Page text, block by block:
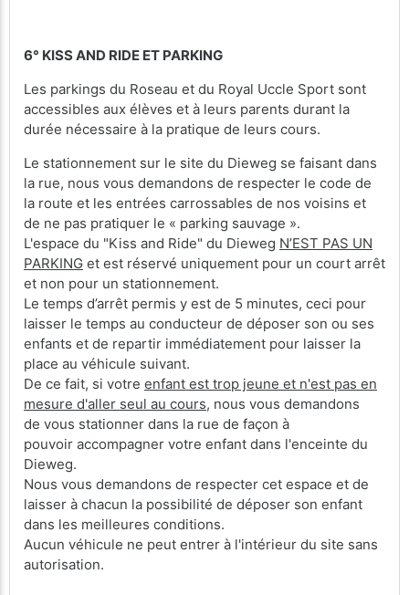
6° KISS AND RIDE ET PARKING
Les parkings du Roseau et du Royal Uccle Sport sont
accessibles aux élèves et à leurs parents durant la
durée nécessaire à la pratique de leurs cours.
Le stationnement sur le site du Dieweg se faisant dans
la rue, nous vous demandons de respecter le code de
la route et les entrées carrossables de nos voisins et
de ne pas pratiquer le « parking sauvage ».
L'espace du "Kiss and Ride" du Dieweg N’EST PAS UN
PARKING et est réservé uniquement pour un court arrêt
et non pour un stationnement.
Le temps d’arrêt permis y est de 5 minutes, ceci pour
laisser le temps au conducteur de déposer son ou ses
enfants et de repartir immédiatement pour laisser la
place au véhicule suivant.
De ce fait, si votre enfant est trop jeune et n'est pas en
mesure d'aller seul au cours, nous vous demandons
de vous stationner dans la rue de façon à
pouvoir accompagner votre enfant dans l'enceinte du
Dieweg.
Nous vous demandons de respecter cet espace et de
laisser à chacun la possibilité de déposer son enfant
dans les meilleures conditions.
Aucun véhicule ne peut entrer à l'intérieur du site sans
autorisation.